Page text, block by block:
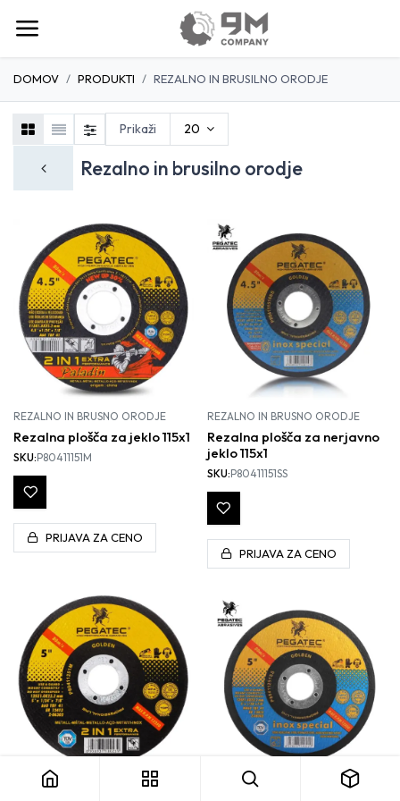
DOMOV PRODUKTI REZALNO IN BRUSILNO ORODJE
Rezalno in brusilno orodje
Prikaži 20
REZALNO IN BRUSNO ORODJE
Rezalna plošča za jeklo 115x1
SKU:P80411151M
PRIJAVA ZA CENO
REZALNO IN BRUSNO ORODJE
Rezalna plošča za nerjavno
jeklo 115x1
SKU:P80411151SS
PRIJAVA ZA CENO
REZALNO IN BRUSNO ORODJE REZALNO IN BRUSNO ORODJE